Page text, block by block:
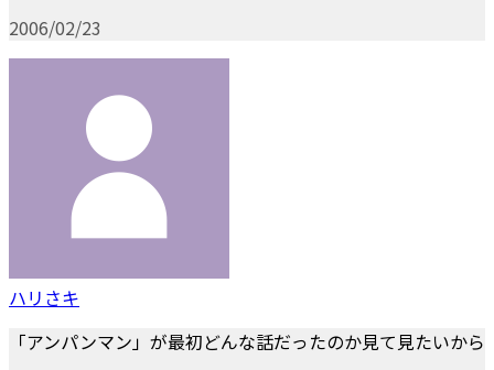
2006/02/23
ハリさキ
「アンパンマン」が最初どんな話だったのか見て見たいから